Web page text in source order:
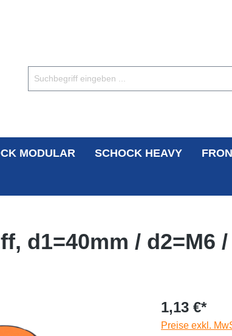
MODULAR SCHOCK HEAVY
d1=40mm / d2=M6
1,13 €*
Preise exkl.